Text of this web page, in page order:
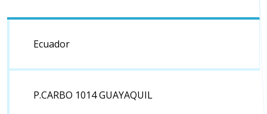
Ecuador
P.CARBO 1014 GUAYAQUIL